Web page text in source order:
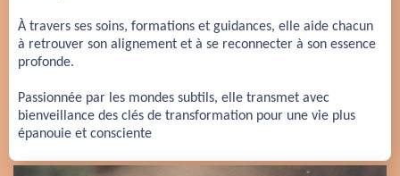
À travers ses soins, formations et guidances, elle aide chacun
à retrouver son alignement et à se reconnecter à son essence
profonde.
Passionnée par les mondes subtils, elle transmet avec
bienveillance des clés de transformation pour une vie plus
épanouie et consciente